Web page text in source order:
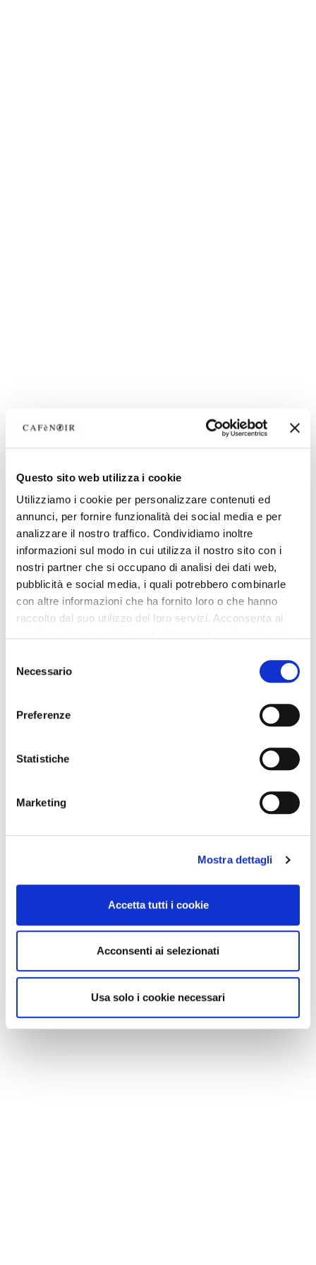
Questo sito web utilizza i cookie
Utilizziamo i cookie per personalizzare contenuti ed
annunci, per fornire funzionalità dei social media e per
analizzare il nostro traffico. Condividiamo inoltre
informazioni sul modo in cui utilizza il nostro sito con i
nostri partner che si occupano di analisi dei dati web,
pubblicità e social media, i quali potrebbero combinarle
con altre informazioni che ha fornito loro o che hanno
raccolto dal suo utilizzo dei loro servizi. Acconsenta ai
delNecessario
Preferenze
Statistiche
Marketing
Mostra dettagli
Accetta tutti i cookie
Acconsenti ai selezionati
Usa solo i cookie necessari